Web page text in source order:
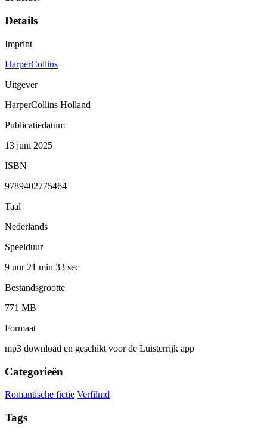
Details
Imprint
HarperCollins
Uitgever
HarperCollins Holland
Publicatiedatum
13 juni 2025
ISBN
9789402775464
Taal
Nederlands
Speelduur
9 uur 21 min 33 sec
Bestandsgrootte
771 MB
Formaat
mp3 download en geschikt voor de Luisterrijk app
Categorieën
Romantische fictie Verfilmd
Tags